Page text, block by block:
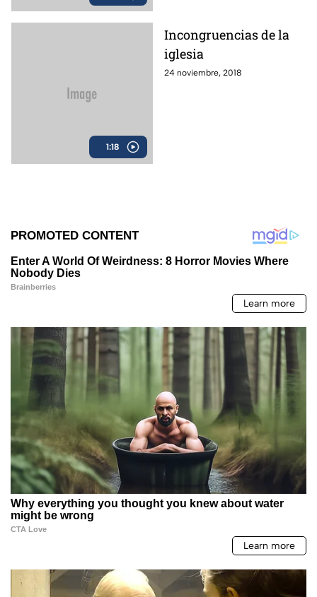
1:18
Incongruencias de la
iglesia
24 noviembre, 2018